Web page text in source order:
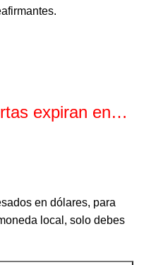
expiran en…
en dólares, para
local, solo debes